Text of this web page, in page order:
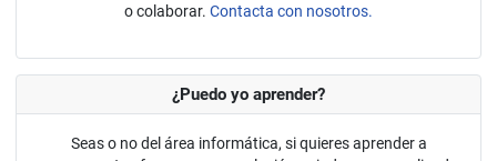
o colaborar. Contacta con nosotros.
¿Puedo yo aprender?
Seas o no del área informática, si quieres aprender a